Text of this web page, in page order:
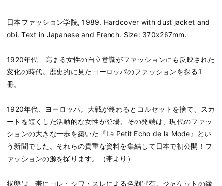
日本ファッション学院, 1989. Hardcover with dust jacket and
obi. Text in Japanese and French. Size: 370x267mm.
1920年代、高まる女性の自立意識がファッションにも反映された
変化の時代。歴史的に見たヨーロッパのファッションを探る1
冊。
1920年代、ヨーロッパ。大戦が終わるとコルセットを捨て、スカ
ートを短くした活動的な女性が登場。その発端は、現代のファッ
ションの大きな一歩を築いた『Le Petit Echo de la Mode』とい
う新聞でした。それらの貴重な資料を集結して日本で初公開！フ
ァッションの源を探ります。（帯より）
状態は、帯にヨレ・シワ・スレによる色剥げ有。ジャケットの縁